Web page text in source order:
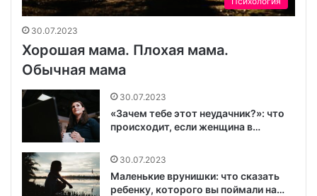
30.07.2023
Хорошая мама. Плохая мама.
Обычная мама
30.07.2023
«Зачем тебе этот неудачник?»: что
происходит, если женщина в…
30.07.2023
Маленькие врунишки: что сказать
ребенку, которого вы поймали на…